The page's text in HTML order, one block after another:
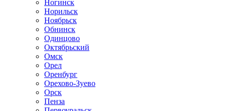
Ногинск
Норильск
Ноябрьск
Обнинск
Одинцово
Октябрьский
Омск
Орел
Оренбург
Орехово-Зуево
Орск
Пенза